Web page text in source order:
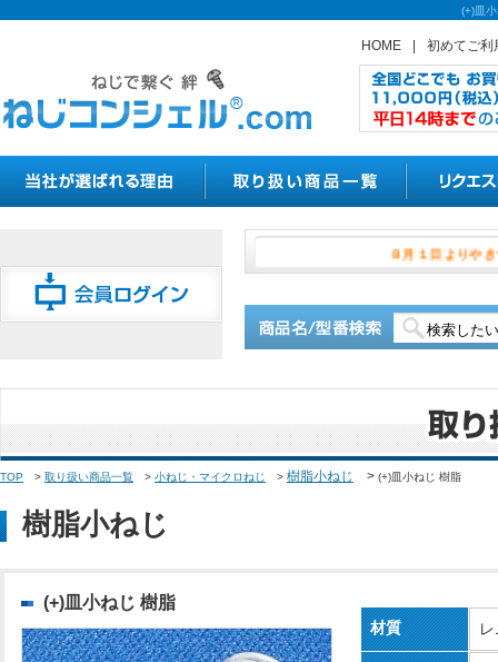
(+)皿
HOME 初めてご利
８月１
TOP > 取り扱い商品一覧 > 小ねじ・マイクロねじ > 樹脂小ねじ > (+)皿小ねじ 樹脂
樹脂小ねじ
(+)皿小ねじ 樹脂
材質